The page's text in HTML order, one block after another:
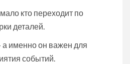
кто переходит по
деталей.
а именно он важен для
событий.